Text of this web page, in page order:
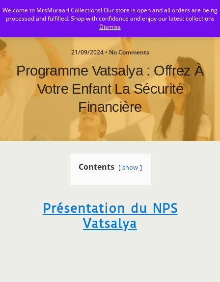
MrsMuraari
21/09/2024 • No Comments
Programme Vatsalya : Offrez À
Votre Enfant La Sécurité
Financière
Contents show
Présentation du NPS
Vatsalya
Welcome to MrsMuraari Collections! Our store is open and all orders are being
processed and fulfilled. Shop with confidence and enjoy our latest collections
Dismiss